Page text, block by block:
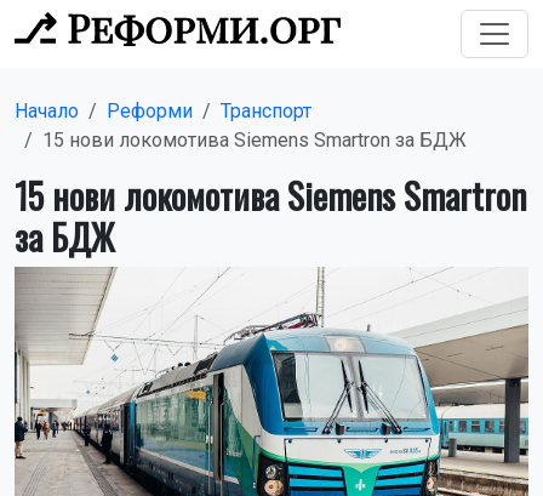
Начало Реформи
Транспорт
15 нови локомотива Siemens Smartron за БДЖ
15 нови локомотива Siemens Smartron
за БДЖ